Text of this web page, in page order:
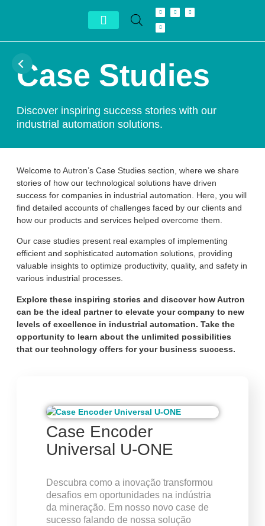
Case Studies
Discover inspiring success stories with our
industrial automation solutions.
Welcome to Autron’s Case Studies section, where we share
stories of how our technological solutions have driven
success for companies in industrial automation. Here, you will
find detailed accounts of challenges faced by our clients and
how our products and services helped overcome them.
Our case studies present real examples of implementing
efficient and sophisticated automation solutions, providing
valuable insights to optimize productivity, quality, and safety in
various industrial processes.
Explore these inspiring stories and discover how Autron
can be the ideal partner to elevate your company to new
levels of excellence in industrial automation. Take the
opportunity to learn about the unlimited possibilities
that our technology offers for your business success.
Case Encoder
Universal U-ONE
Descubra como a inovação transformou
desafios em oportunidades na indústria
da mineração. Em nosso novo case de
sucesso falando de nossa solução